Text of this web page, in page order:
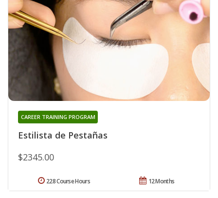
Estilista de Pestañas
CAREER TRAINING PROGRAM
$2345.00
12 Months
228 Course Hours